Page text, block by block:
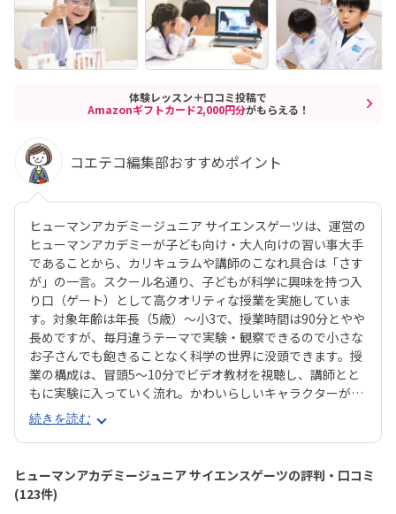
体験レッスン＋口コミ投稿で
Amazonギフトカード2,000円分がもらえる！
コエテコ編集部おすすめポイント
ヒューマンアカデミージュニア サイエンスゲーツは、運営の
ヒューマンアカデミーが子ども向け・大人向けの習い事大手
であることから、カリキュラムや講師のこなれ具合は「さす
が」の一言。スクール名通り、子どもが科学に興味を持つ入
り口（ゲート）として高クオリティな授業を実施していま
す。対象年齢は年長（5歳）〜小3で、授業時間は90分とやや
長めですが、毎月違うテーマで実験・観察できるので小さな
お子さんでも飽きることなく科学の世界に没頭できます。授
業の構成は、冒頭5〜10分でビデオ教材を視聴し、講師とと
もに実験に入っていく流れ。かわいらしいキャラクターが登
場するビデオ教材で子どもの興味をじゅうぶんに引き出して
から実験に移っていくことで、より科学の世界にのめり込ん
でいけそうですね。扱う実験はどれも安全性の高いものです
が、授業ではオリジナルの白衣・安全メガネをしっかり着
用。ただの遊びや体験イベントにとどまらない、「まじめに
実験に取り組む姿勢」を育みます。「市販の実験キットは買
続きを読む
ヒューマンアカデミージュニア サイエンスゲーツの評判・口コミ
(123件)